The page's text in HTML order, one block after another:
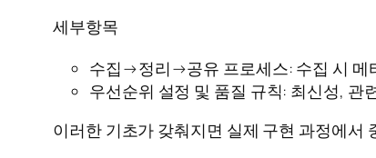
세부항목
수집→정리→공유 프로세스: 수집 시 메
우선순위 설정 및 품질 규칙: 최신성, 관
이러한 기초가 갖춰지면 실제 구현 과정에서